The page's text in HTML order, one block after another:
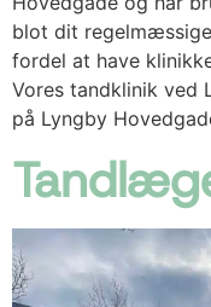
blot dit
fordel at have
Vores tandklinik ved
på Lyngby